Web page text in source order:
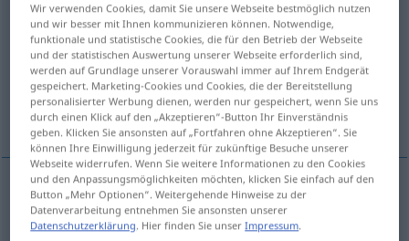
walutowy
Übersicht aller Übersetzungen
(Für mehr Details die Übersetzung anklicken/antippen)
Währungs-, Devisen-
Währungs- walutowy
Wir verwenden Cookies, damit Sie unsere Webseite bestmöglich nutzen
und wir besser mit Ihnen kommunizieren können. Notwendige,
funktionale und statistische Cookies, die für den Betrieb der Webseite
und der statistischen Auswertung unserer Webseite erforderlich sind,
werden auf Grundlage unserer Vorauswahl immer auf Ihrem Endgerät
gespeichert. Marketing-Cookies und Cookies, die der Bereitstellung
personalisierter Werbung dienen, werden nur gespeichert, wenn Sie uns
durch einen Klick auf den „Akzeptieren“-Button Ihr Einverständnis
geben. Klicken Sie ansonsten auf „Fortfahren ohne Akzeptieren“. Sie
können Ihre Einwilligung jederzeit für zukünftige Besuche unserer
Webseite widerrufen. Wenn Sie weitere Informationen zu den Cookies
und den Anpassungsmöglichkeiten möchten, klicken Sie einfach auf den
Button „Mehr Optionen“. Weitergehende Hinweise zu der
Datenverarbeitung entnehmen Sie ansonsten unserer
Datenschutzerklärung. Hier finden Sie unserImpressum.